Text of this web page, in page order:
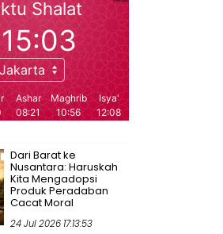
Dari Barat ke
Nusantara: Haruskah
Kita Mengadopsi
Produk Peradaban
Cacat Moral
24 Jul 2026 17:13:53